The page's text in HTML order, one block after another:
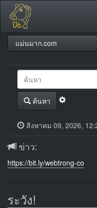
แม่นมาก.com
ค้นหา
สิงหาคม 09, 2026,
ข่าว:
https://bit.ly/webtrong-co
ระวัง!